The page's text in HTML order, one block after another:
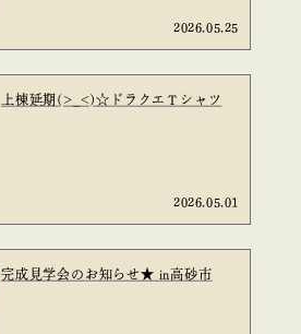
2026.05.25
上棟延期(>_<)☆ドラクエＴシャツ
2026.05.01
完成見学会のお知らせ★ in高砂市